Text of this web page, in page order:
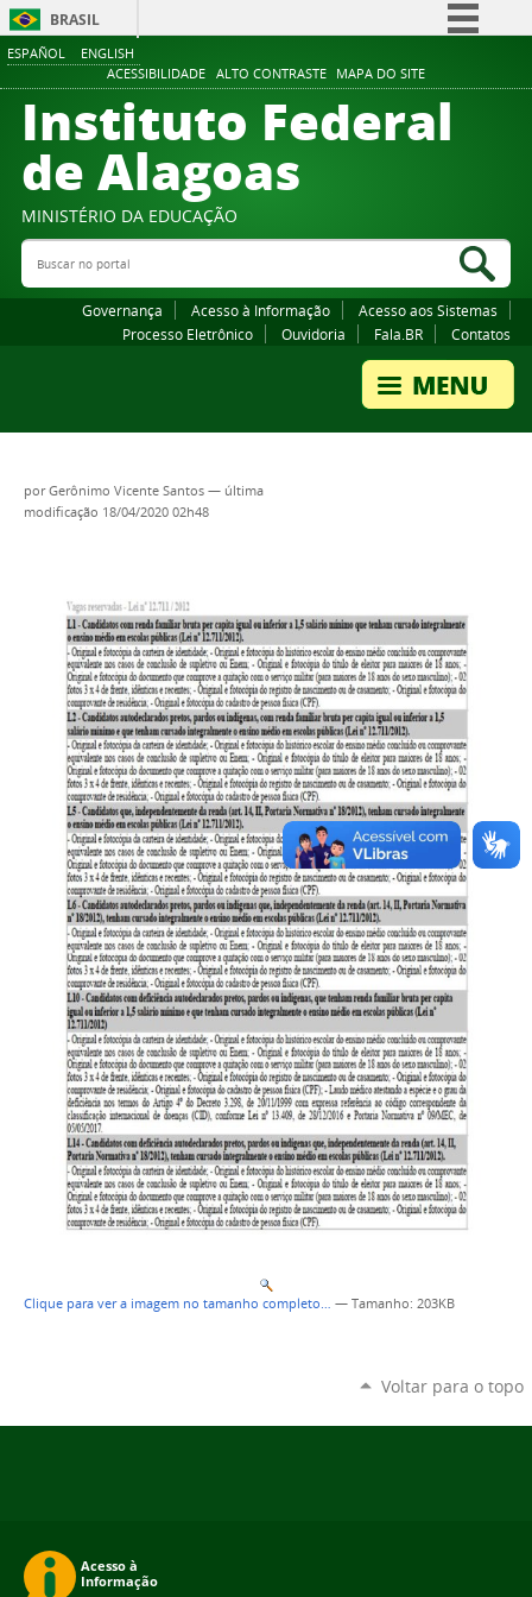
ESPAÑOL ENGLISH
ACESSIBILIDADE ALTO CONTRASTE MAPA DO SITE
BRASIL
Comunica BR
Participe
Canais
Instituto Federal
de Alagoas
MINISTÉRIO DA EDUCAÇÃO
Buscar no portal
Governança Acesso à Informação
Acesso aos Sistemas
Processo Eletrônico
Ouvidoria Fala.BR Contatos
porGerônimo Vicente Santos — última
modificação 18/04/2020 02h48
Clique para ver a imagem no tamanho completo… — Tamanho: 203KB
Voltar para o topo